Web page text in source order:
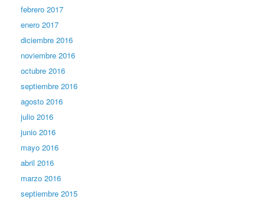
febrero 2017
enero 2017
diciembre 2016
noviembre 2016
octubre 2016
septiembre 2016
agosto 2016
julio 2016
junio 2016
mayo 2016
abril 2016
marzo 2016
septiembre 2015